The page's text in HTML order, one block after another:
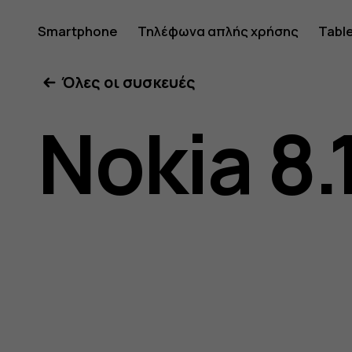
Οδηγίες
χρήσης
Nokia
Smartphone Τηλέφωνα απλής χρήσης
Όλες οι συσκευές
Nokia